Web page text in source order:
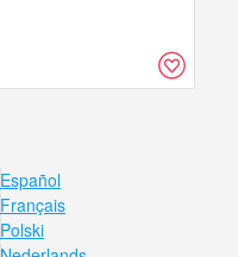
Español
Français
Polski